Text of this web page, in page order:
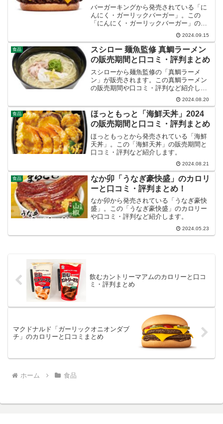
バーガーキングから発売されている「に
んにく・ガーリックバーガー」。この
「にんにく・ガーリックバーガー」の販
売期間やカロリー、口コミ・評判など紹
2024.09.15
食品
スシロー 麺魚監修 真鯛ラーメン
の販売期間と口コミ・評判まとめ
スシローから麺魚監修の「真鯛ラーメ
ン」が販売されます。この真鯛ラーメン
の販売期間や口コミ・評判など紹介しま
2024.08.20
食品
ほっともっと「海鮮天丼」2024
の販売期間と口コミ・評判まとめ
ほっともっとから発売されている「海鮮
天丼」。この「海鮮天丼」の販売期間と
口コミ・評判など紹介します。
2024.08.21
食品
なか卯「うなぎ豪快盛」のカロリ
ーと口コミ・評判まとめ！
なか卯から発売されている「うなぎ豪快
盛」。この「うなぎ豪快盛」のカロリー
や口コミ・評判など紹介します。
2024.05.23
飲むカントリーマアムのカロリーと口コ
ミ・評判まとめ
マクドナルド「ガーリックオニオンダブ
チ」のカロリーと口コミまとめ
ホーム 食品